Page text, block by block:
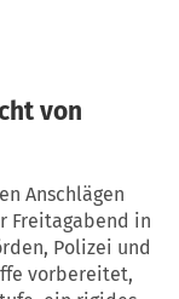
von
Anschlägen
Freitagabend in
Polizei und
vorbereitet,